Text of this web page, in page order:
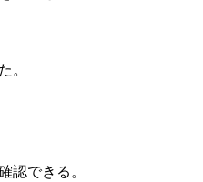
。
認できる。